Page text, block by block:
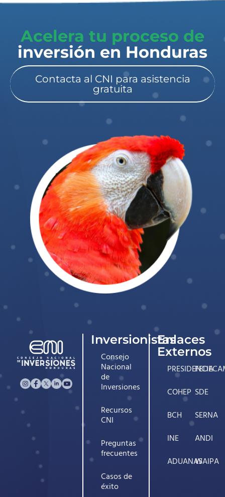
Acelera tu proceso de
inversión en Honduras​
Contacta al CNI para asistencia
gratuita
Inversionistas
Consejo
Nacional
de
Inversiones
Recursos
CNI
Preguntas
frecuentes
Casos de
éxito
Enlaces
Externos
PRESIDENCIA
COHEP
BCH
INE
ADUANAS
SDE
SERNA
ANDI
WAIPA